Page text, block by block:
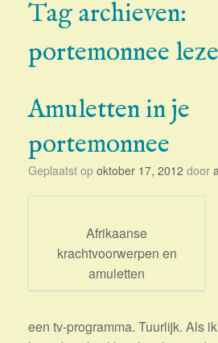
Tag archieven:
portemonnee
Amuletten in je
portemonnee
Geplaatst op oktober 17, 2012 door
Afrikaanse
krachtvoorwerpen en
amuletten
een tv-programma. Tuurlijk. Als